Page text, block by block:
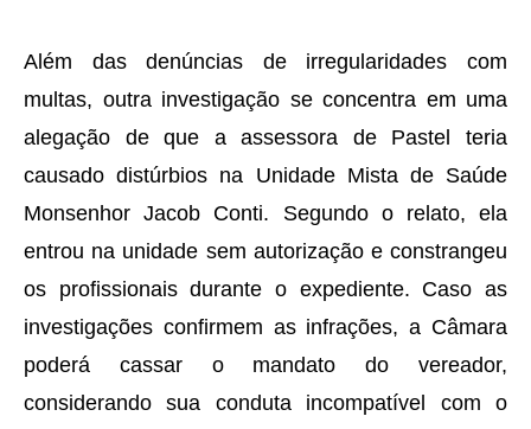
Além das denúncias de irregularidades com
multas, outra investigação se concentra em uma
alegação de que a assessora de Pastel teria
causado distúrbios na Unidade Mista de Saúde
Monsenhor Jacob Conti. Segundo o relato, ela
entrou na unidade sem autorização e constrangeu
os profissionais durante o expediente. Caso as
investigações confirmem as infrações, a Câmara
poderá cassar o mandato do vereador,
considerando sua conduta incompatível com o